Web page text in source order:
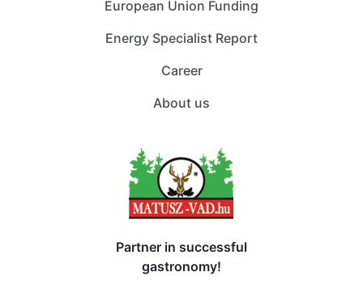
European Union Funding
Energy Specialist Report
Career
About us
Partner in successful
gastronomy!